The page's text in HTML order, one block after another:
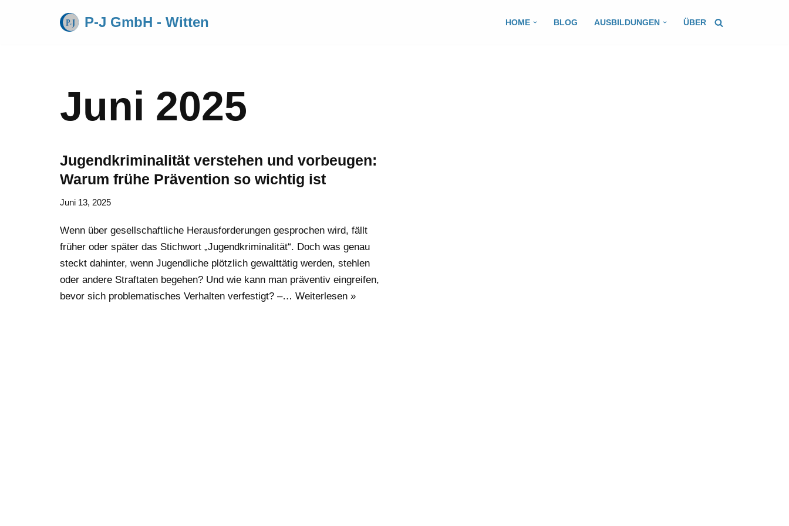
P-J GmbH - Witten HOME BLOG AUSBILDUNGEN ÜBER
Juni 2025
Jugendkriminalität verstehen und vorbeugen:
Warum frühe Prävention so wichtig ist
Juni 13, 2025
Wenn über gesellschaftliche Herausforderungen gesprochen wird, fällt
früher oder später das Stichwort „Jugendkriminalität“. Doch was genau
steckt dahinter, wenn Jugendliche plötzlich gewalttätig werden, stehlen
oder andere Straftaten begehen? Und wie kann man präventiv eingreifen,
bevor sich problematisches Verhalten verfestigt? –… Weiterlesen »